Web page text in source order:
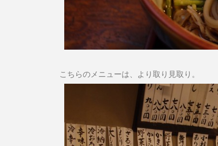
こちらのメニューは、より取り見取り。